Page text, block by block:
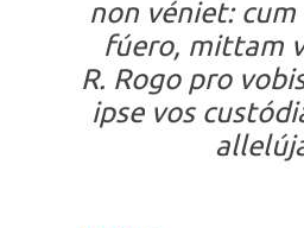
non véniet:
fúero, mittam
R. Rogo pro
ipse vos